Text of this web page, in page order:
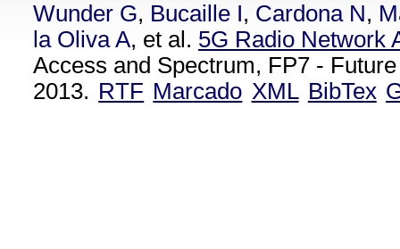
Wunder G, Bucaille I, Cardona N,
la Oliva A, et al. 5G Radio Network
Access and Spectrum, FP7 -
2013. RTF Marcado XML BibTex